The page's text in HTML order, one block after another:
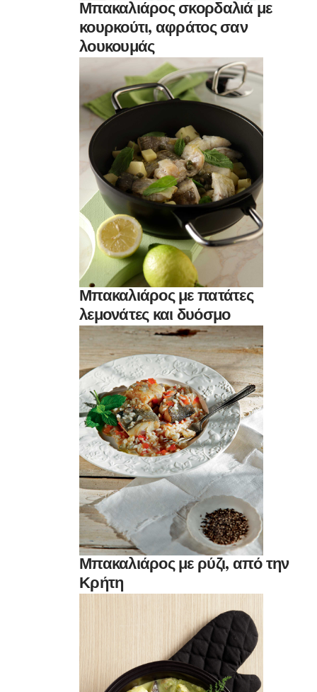
Μπακαλιάρος σκορδαλιά με
κουρκούτι, αφράτος σαν
λουκουμάς
Μπακαλιάρος με πατάτες
λεμονάτες και δυόσμο
Μπακαλιάρος με ρύζι, από την
Κρήτη